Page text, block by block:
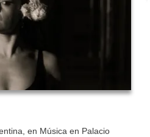
en Música en Palacio